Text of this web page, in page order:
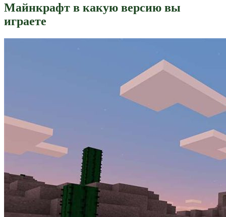
Майнкрафт в какую версию вы
играете